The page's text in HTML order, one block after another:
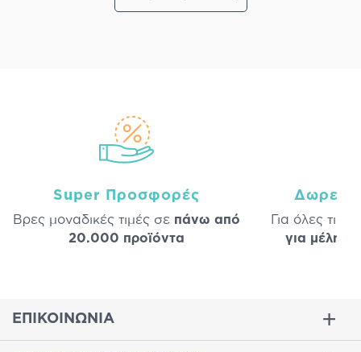
Super Προσφορές
Βρες μοναδικές τιμές σε πάνω από
20.000 προϊόντα
Δωρεάν
Για όλες τις
για μέλη
ΕΠΙΚΟΙΝΩΝΙΑ